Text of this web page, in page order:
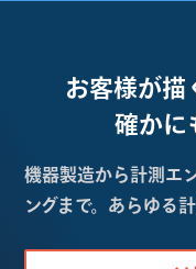
お客様が描
確かに
機器製造から計測エ
ングまで。あらゆる